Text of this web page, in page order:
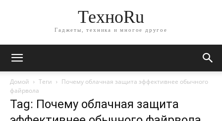
ТехноRu
Гаджеты, техника и многое другое
Домой Теги
Почему облачная защита эффективнее обычного
файрвола
Tag: Почему облачная защита